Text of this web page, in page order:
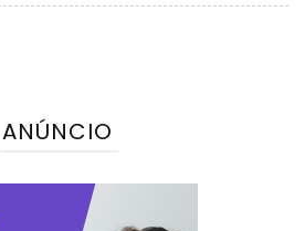
ANÚNCIO